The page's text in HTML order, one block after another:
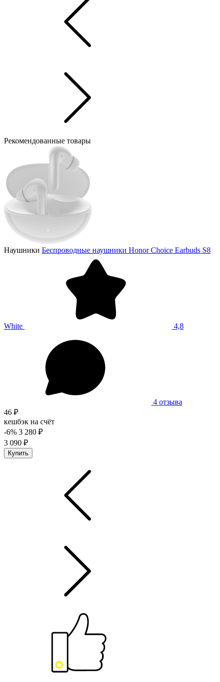
Рекомендованные товары
Наушники Беспроводные наушники Honor Choice Earbuds S8
White 4,8
4 отзыва
46 ₽
кешбэк на счёт
-6% 3 280 ₽
3 090 ₽
Купить